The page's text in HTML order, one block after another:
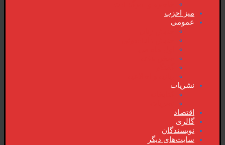
میز احزب
عمومی
نشریات
اقتصاد
گالری
نویسندگان
سایت‌های دیگر